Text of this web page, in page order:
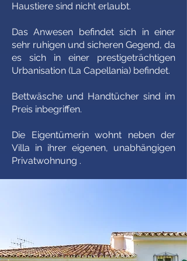
Haustiere sind nicht erlaubt.
Das Anwesen befindet sich in einer
sehr ruhigen und sicheren Gegend, da
es sich in einer prestigeträchtigen
Urbanisation (La Capellania) befindet.
Bettwäsche und Handtücher sind im
Preis inbegriffen.
Die Eigentümerin wohnt neben der
Villa in ihrer eigenen, unabhängigen
Privatwohnung .